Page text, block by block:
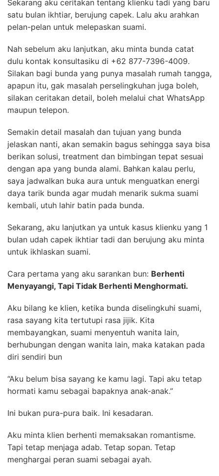
Sekarang aku ceritakan tentang klienku tadi yang baru
satu bulan ikhtiar, berujung capek. Lalu aku arahkan
pelan-pelan untuk melepaskan suami.
Nah sebelum aku lanjutkan, aku minta bunda catat
dulu kontak konsultasiku di +62 877-7396-4009.
Silakan bagi bunda yang punya masalah rumah tangga,
apapun itu, gak masalah perselingkuhan juga boleh,
silakan ceritakan detail, boleh melalui chat WhatsApp
maupun telepon.
Semakin detail masalah dan tujuan yang bunda
jelaskan nanti, akan semakin bagus sehingga saya bisa
berikan solusi, treatment dan bimbingan tepat sesuai
dengan apa yang bunda alami. Bahkan kalau perlu,
saya jadwalkan buka aura untuk menguatkan energi
daya tarik bunda agar mudah menarik sukma suami
kembali, utuh lahir batin pada bunda.
Sekarang, aku lanjutkan ya untuk kasus klienku yang 1
bulan udah capek ikhtiar tadi dan berujung aku minta
untuk ikhlaskan suami.
Cara pertama yang aku sarankan bun: Berhenti
Menyayangi, Tapi Tidak Berhenti Menghormati.
Aku bilang ke klien, ketika bunda diselingkuhi suami,
rasa sayang kita tertutupi rasa jijik. Kita
membayangkan, suami menyentuh wanita lain,
berhubungan dengan wanita lain, maka katakan pada
diri sendiri bun
“Aku belum bisa sayang ke kamu lagi. Tapi aku tetap
hormati kamu sebagai bapaknya anak-anak.”
Ini bukan pura-pura baik. Ini kesadaran.
Aku minta klien berhenti memaksakan romantisme.
Tapi tetap menjaga adab. Tetap sopan. Tetap
menghargai peran suami sebagai ayah.